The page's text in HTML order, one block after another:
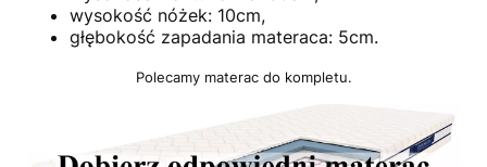
wysokość nóżek: 10cm,
głębokość zapadania materaca: 5cm.
Polecamy materac do kompletu.